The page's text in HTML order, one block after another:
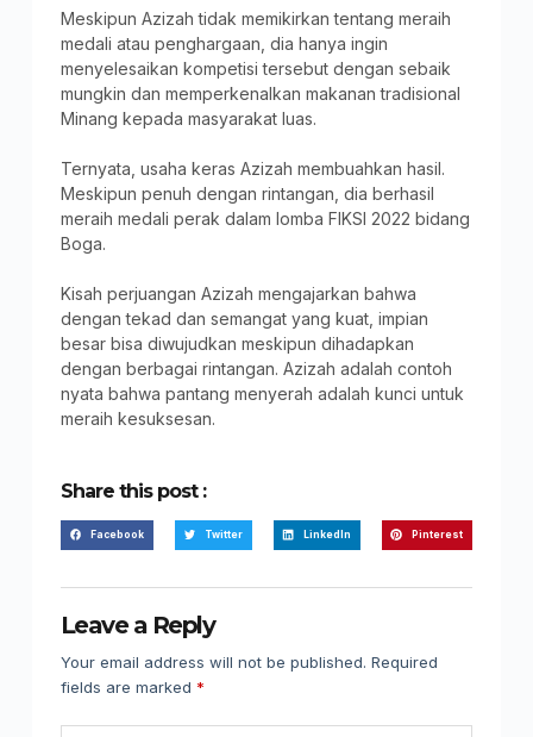
Meskipun Azizah tidak memikirkan tentang meraih
medali atau penghargaan, dia hanya ingin
menyelesaikan kompetisi tersebut dengan sebaik
mungkin dan memperkenalkan makanan tradisional
Minang kepada masyarakat luas.
Ternyata, usaha keras Azizah membuahkan hasil.
Meskipun penuh dengan rintangan, dia berhasil
meraih medali perak dalam lomba FIKSI 2022 bidang
Boga.
Kisah perjuangan Azizah mengajarkan bahwa
dengan tekad dan semangat yang kuat, impian
besar bisa diwujudkan meskipun dihadapkan
dengan berbagai rintangan. Azizah adalah contoh
nyata bahwa pantang menyerah adalah kunci untuk
meraih kesuksesan.
Share this post :
Facebook Twitter LinkedIn Pinterest
Leave a Reply
Your email address will not be published. Required
fields are marked *